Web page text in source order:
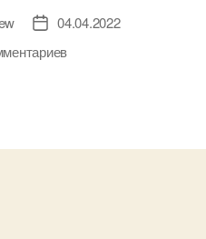
Д
т
04.04.2022
к
с